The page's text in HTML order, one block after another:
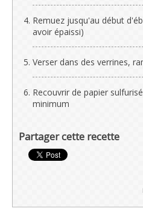
Remuez jusqu'au début
avoir épaissi)
Verser dans des verrines,
Recouvrir de papier
minimum
Partager cette recette